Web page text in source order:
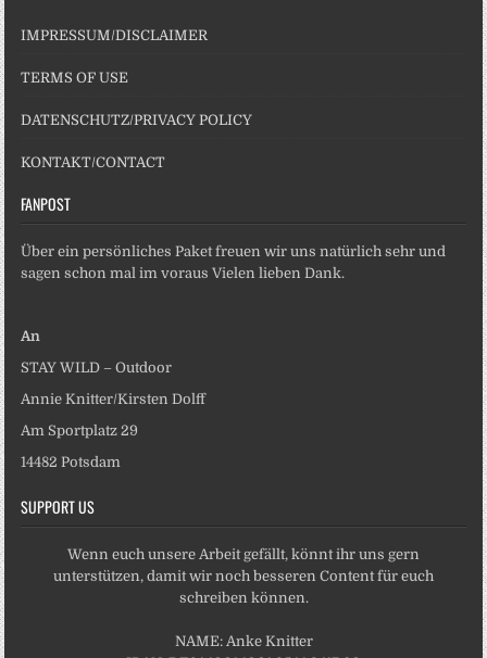
IMPRESSUM/DISCLAIMER
TERMS OF USE
DATENSCHUTZ/PRIVACY POLICY
KONTAKT/CONTACT
FANPOST
Über ein persönliches Paket freuen wir uns natürlich sehr und
sagen schon mal im voraus Vielen lieben Dank.
An
STAY WILD – Outdoor
Annie Knitter/Kirsten Dolff
Am Sportplatz 29
14482 Potsdam
SUPPORT US
Wenn euch unsere Arbeit gefällt, könnt ihr uns gern
unterstützen, damit wir noch besseren Content für euch
schreiben können.
NAME: Anke Knitter